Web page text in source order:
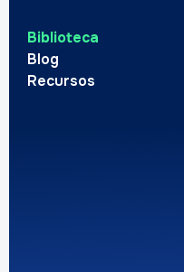
Biblioteca
Blog
Recursos